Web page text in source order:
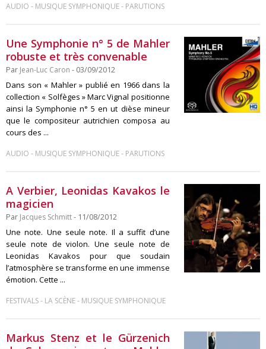
AUDIO - MUSIQUE SYMPHONIQUE- PARUTIONS
Une Symphonie n° 5 de Mahler
robuste et très convenable
Par Jean-Luc Caron - 03/09/2012
Dans son « Mahler » publié en 1966 dans la
collection « Solfèges » Marc Vignal positionne
ainsi la Symphonie n° 5 en ut dièse mineur
que le compositeur autrichien composa au
cours des ...
AUDIO - MUSIQUE SYMPHONIQUE- PARUTIONS
A Verbier, Leonidas Kavakos le
magicien
Par Jacques Schmitt- 11/08/2012
Une note. Une seule note. Il a suffit d’une
seule note de violon. Une seule note de
Leonidas Kavakos pour que soudain
l’atmosphère se transforme en une immense
émotion. Cette ...
FESTIVALS- LA SCÈNE- MUSIQUE SYMPHONIQUE
Markus Stenz et le Gürzenich